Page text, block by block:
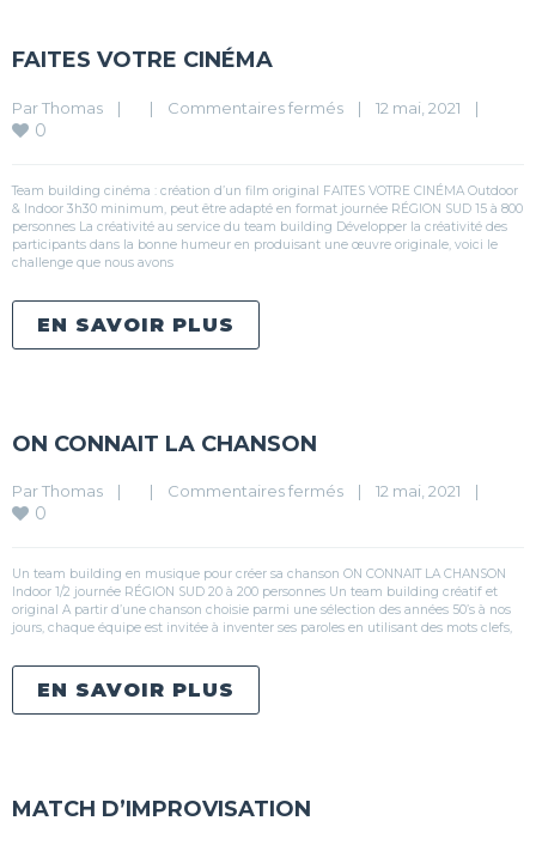
FAITES VOTRE CINÉMA
Par Thomas | | Commentaires fermés | 12 mai, 2021 |
0
Team building cinéma : création d’un film original FAITES VOTRE CINÉMA Outdoor
& Indoor 3h30 minimum, peut être adapté en format journée RÉGION SUD 15 à 800
personnes La créativité au service du team building Développer la créativité des
participants dans la bonne humeur en produisant une œuvre originale, voici le
challenge que nous avons
EN SAVOIR PLUS
ON CONNAIT LA CHANSON
Par Thomas | | Commentaires fermés | 12 mai, 2021 |
0
Un team building en musique pour créer sa chanson ON CONNAIT LA CHANSON
Indoor 1/2 journée RÉGION SUD 20 à 200 personnes Un team building créatif et
original A partir d’une chanson choisie parmi une sélection des années 50’s à nos
jours, chaque équipe est invitée à inventer ses paroles en utilisant des mots clefs,
EN SAVOIR PLUS
MATCH D’IMPROVISATION